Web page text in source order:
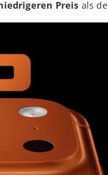
Preis als